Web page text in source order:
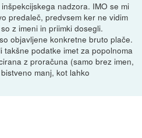
nadzora. IMO se mi
predaleč, predvsem ker ne vidim
z imeni in priimki dosegli.
objavljene konkretne bruto plače.
takšne podatke imet za popolnoma
z proračuna (samo brez imen,
manj, kot lahko